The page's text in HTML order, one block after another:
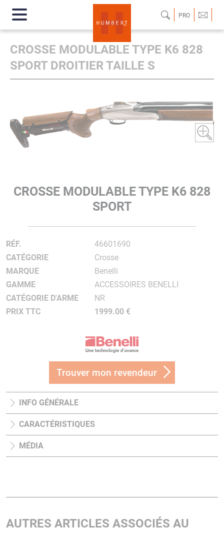
PRO
CROSSE MODULABLE TYPE K6 828
SPORT DROITIER TAILLE S
CROSSE MODULABLE TYPE K6 828
SPORT
RÉF.
46601690
CATÉGORIE
Crosse
MARQUE
Benelli
GAMME
ACCESSOIRES BENELLI
CATÉGORIE D'ARME
NR
PRIX TTC
1999.00 €
Trouver mon revendeur
INFO GÉNÉRALE
CARACTÉRISTIQUES
MÉDIA
AUTRES ARTICLES ASSOCIÉS AU